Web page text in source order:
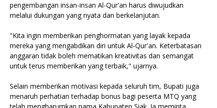
pengembangan insan-insan Al-Qur'an harus diwujudkan
melalui dukungan yang nyata dan berkelanjutan.
"Kita ingin memberikan penghormatan yang layak kepada
mereka yang mengabdikan diri untuk Al-Qur'an. Keterbatasan
anggaran tidak boleh mematikan kreativitas dan semangat
untuk terus memberikan yang terbaik," ujarnya.
Selain memberikan motivasi kepada seluruh tim, Bupati juga
menaruh perhatian terhadap bonus bagi peserta MTQ yang